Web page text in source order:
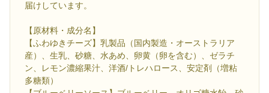
届けしています。
【原材料・成分名】
【ふわゆきチーズ】乳製品（国内製造・オーストラリア
産）、生乳、砂糖、水あめ、卵黄（卵を含む）、ゼラチ
ン、レモン濃縮果汁、洋酒/トレハロース、安定剤（増粘
多糖類）